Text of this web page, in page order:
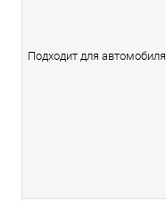
Подходит для автомобиля